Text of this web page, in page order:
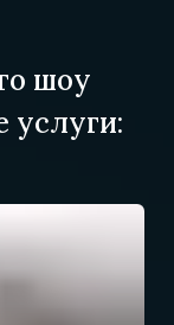
шоу
услуги: